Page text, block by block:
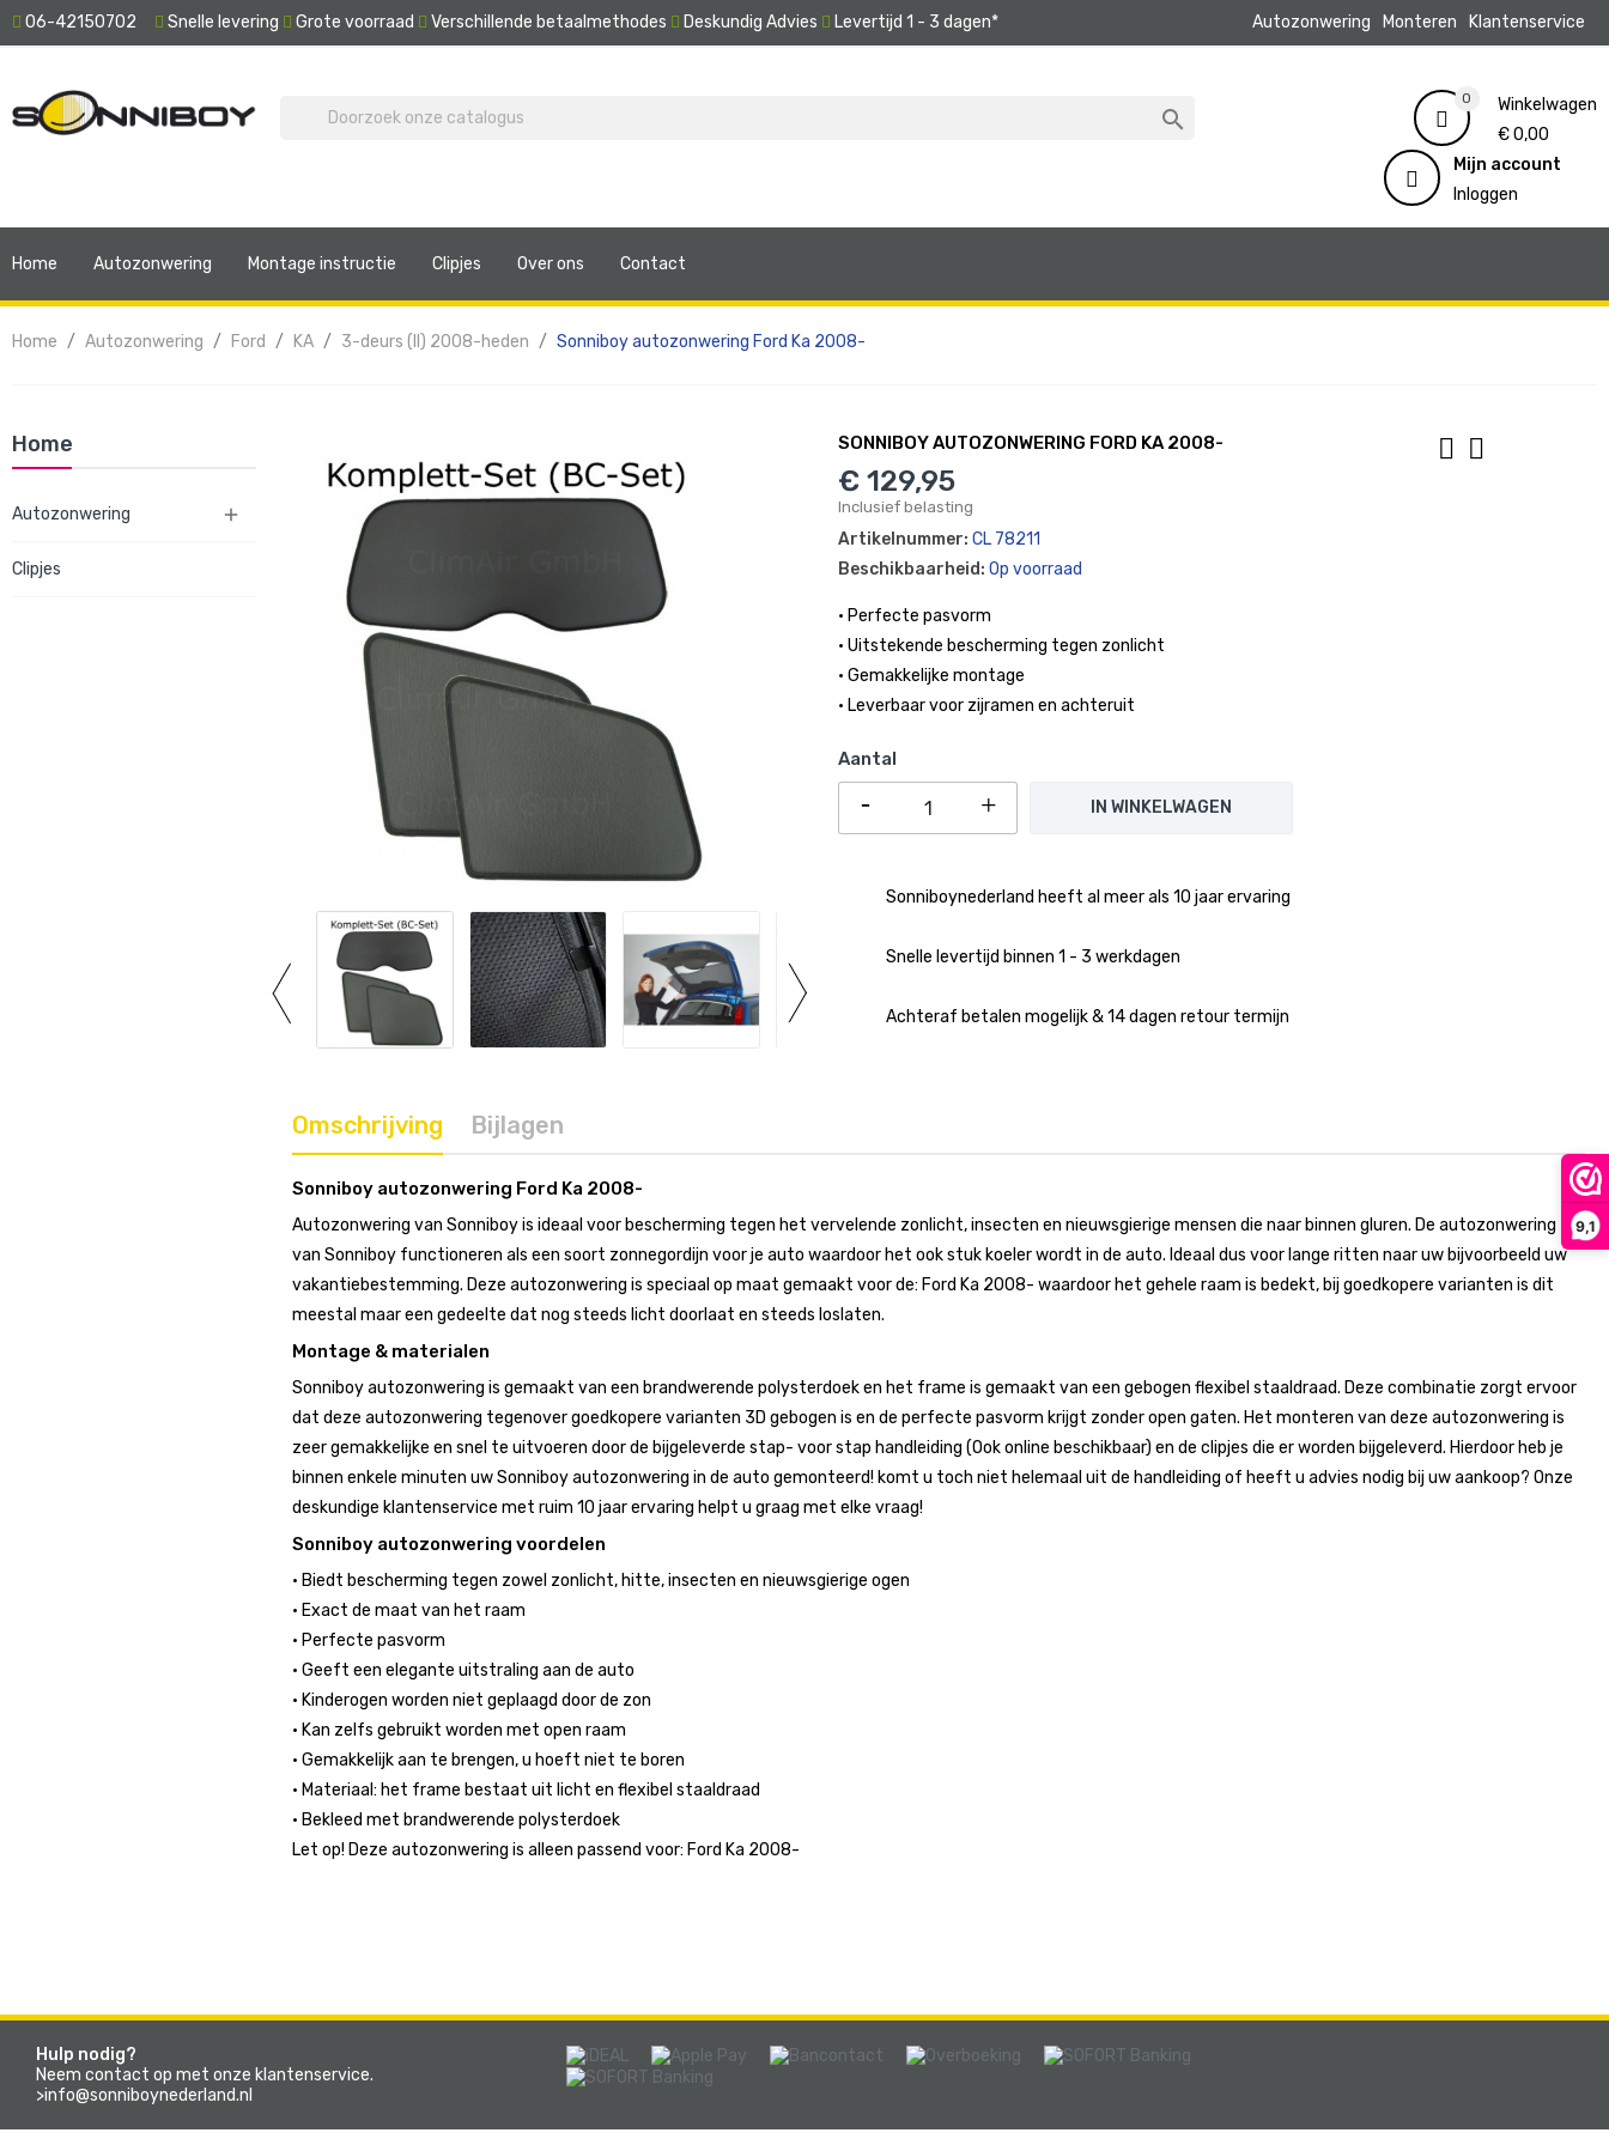
9,1
06-42150702 Snelle levering Grote voorraad Verschillende betaalmethodes Deskundig Advies Levertijd 1 - 3 dagen* Autozonwering Monteren Klantenservice

0
Winkelwagen
€ 0,00
Mijn account
Inloggen
Home Autozonwering Montage instructie Clipjes Over ons Contact
Home Autozonwering Ford KA 3-deurs (II) 2008-heden Sonniboy autozonwering Ford Ka 2008-
Home
Autozonwering 
Clipjes
SONNIBOY AUTOZONWERING FORD KA 2008-
€ 129,95
Inclusief belasting
Artikelnummer: CL 78211
Beschikbaarheid: Op voorraad
• Perfecte pasvorm
• Uitstekende bescherming tegen zonlicht
• Gemakkelijke montage
• Leverbaar voor zijramen en achteruit
Aantal
IN WINKELWAGEN
Sonniboynederland heeft al meer als 10 jaar ervaring
Snelle levertijd binnen 1 - 3 werkdagen
Achteraf betalen mogelijk & 14 dagen retour termijn
Omschrijving Bijlagen
Sonniboy autozonwering Ford Ka 2008-
Autozonwering van Sonniboy is ideaal voor bescherming tegen het vervelende zonlicht, insecten en nieuwsgierige mensen die naar binnen gluren. De autozonwering
van Sonniboy functioneren als een soort zonnegordijn voor je auto waardoor het ook stuk koeler wordt in de auto. Ideaal dus voor lange ritten naar uw bijvoorbeeld uw
vakantiebestemming. Deze autozonwering is speciaal op maat gemaakt voor de: Ford Ka 2008- waardoor het gehele raam is bedekt, bij goedkopere varianten is dit
meestal maar een gedeelte dat nog steeds licht doorlaat en steeds loslaten.
Montage & materialen
Sonniboy autozonwering is gemaakt van een brandwerende polysterdoek en het frame is gemaakt van een gebogen flexibel staaldraad. Deze combinatie zorgt ervoor
dat deze autozonwering tegenover goedkopere varianten 3D gebogen is en de perfecte pasvorm krijgt zonder open gaten. Het monteren van deze autozonwering is
zeer gemakkelijke en snel te uitvoeren door de bijgeleverde stap- voor stap handleiding (Ook online beschikbaar) en de clipjes die er worden bijgeleverd. Hierdoor heb je
binnen enkele minuten uw Sonniboy autozonwering in de auto gemonteerd! komt u toch niet helemaal uit de handleiding of heeft u advies nodig bij uw aankoop? Onze
deskundige klantenservice met ruim 10 jaar ervaring helpt u graag met elke vraag!
Sonniboy autozonwering voordelen
• Biedt bescherming tegen zowel zonlicht, hitte, insecten en nieuwsgierige ogen
• Exact de maat van het raam
• Perfecte pasvorm
• Geeft een elegante uitstraling aan de auto
• Kinderogen worden niet geplaagd door de zon
• Kan zelfs gebruikt worden met open raam
• Gemakkelijk aan te brengen, u hoeft niet te boren
• Materiaal: het frame bestaat uit licht en flexibel staaldraad
• Bekleed met brandwerende polysterdoek
Let op! Deze autozonwering is alleen passend voor: Ford Ka 2008-
Hulp nodig?
Neem contact op met onze klantenservice.
>info@sonniboynederland.nl